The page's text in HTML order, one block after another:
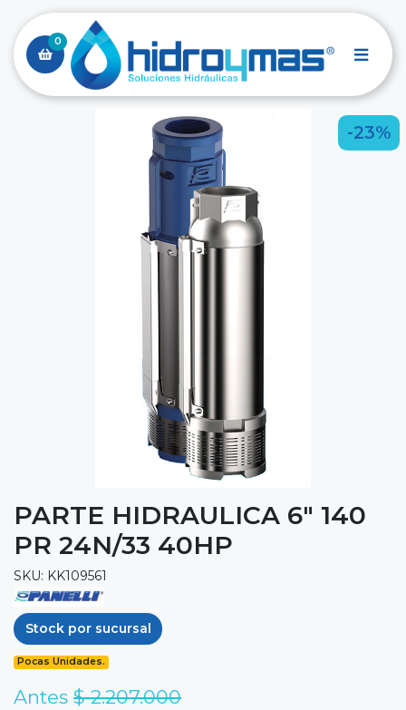
0
-23%
PARTE HIDRAULICA 6" 140
PR 24N/33 40HP
SKU: KK109561
Stock por sucursal
Pocas Unidades.
Antes $ 2.207.000